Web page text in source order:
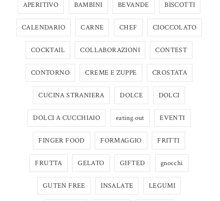
APERITIVO BAMBINI BEVANDE BISCOTTI
CALENDARIO CARNE CHEF CIOCCOLATO
COCKTAIL COLLABORAZIONI CONTEST
CONTORNO CREME E ZUPPE CROSTATA
CUCINA STRANIERA DOLCE DOLCI
DOLCI A CUCCHIAIO eating out EVENTI
FINGER FOOD FORMAGGIO FRITTI
FRUTTA GELATO GIFTED gnocchi
GUTEN FREE INSALATE LEGUMI